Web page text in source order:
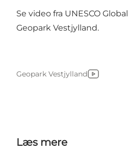
Se video fra UNESCO Global
Geopark Vestjylland.
Geopark Vestjylland
YouTube
Læs mere